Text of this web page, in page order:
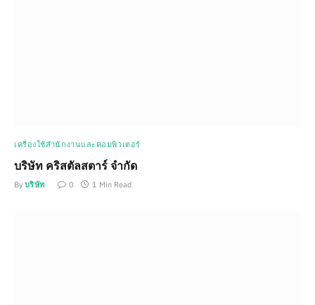
เครื่องใช้สำนักงานและคอมพิวเตอร์
บริษัท คริสตัลสตาร์ จำกัด
By บริษัท 0 1 Min Read